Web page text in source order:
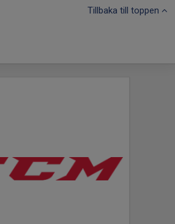
Tillbaka till toppen